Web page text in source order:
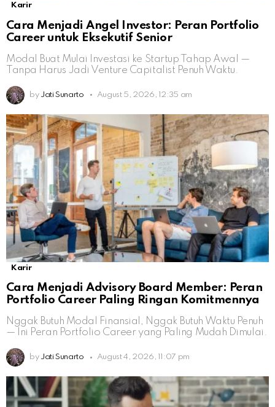
Karir
Cara Menjadi Angel Investor: Peran Portfolio
Career untuk Eksekutif Senior
Modal Buat Mulai Investasi ke Startup Tahap Awal —
Tanpa Harus Jadi Venture Capitalist Penuh Waktu.
by Jati Sunarto August 5, 2026, 12:35 am
Karir
Cara Menjadi Advisory Board Member: Peran
Portfolio Career Paling Ringan Komitmennya
Nggak Butuh Modal Finansial, Nggak Butuh Waktu Penuh
— Ini Peran Portfolio Career yang Paling Mudah Dimulai.
by Jati Sunarto August 4, 2026, 11:07 pm